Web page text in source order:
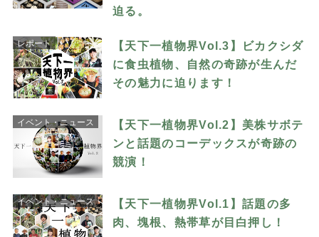
迫る。
レポート
【天下一植物界Vol.3】ビカクシダ
に食虫植物、自然の奇跡が生んだ
その魅力に迫ります！
イベント・ニュース
【天下一植物界Vol.2】美株サボテ
ンと話題のコーデックスが奇跡の
競演！
イベント・ニュース
【天下一植物界Vol.1】話題の多
肉、塊根、熱帯草が目白押し！